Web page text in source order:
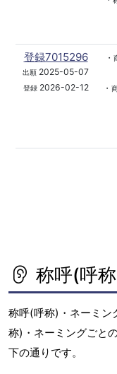
登録7015296
出願 2025-05-07
登録2026-02-12
・
・
称呼(呼
称呼(呼称)・ネーミン
称)・ネーミングごと
下の通りです。